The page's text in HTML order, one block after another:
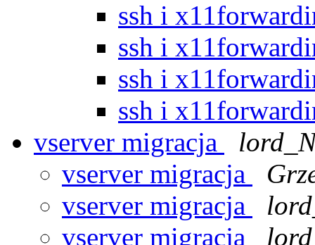
ssh i
ssh i
ssh i
ssh i
vserver migracja
vserver migracja
vserver migracja
vserver migracja